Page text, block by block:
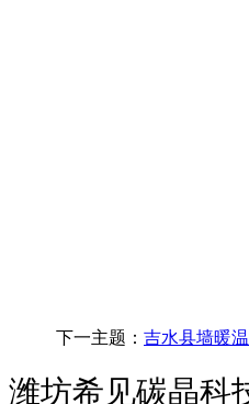
下一主题： 吉水县墙暖
潍坊希见碳晶